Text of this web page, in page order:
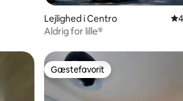
Lejlighed i Centro
Aldrig for lille®
Gæstefavorit
Gæstefavorit